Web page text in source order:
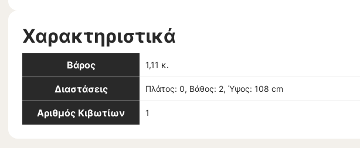
Χαρακτηριστικά
Βάρος 1,11 κ.
Διαστάσεις Πλάτος: 0, Βάθος: 2, Ύψος: 108 cm
Αριθμός Κιβωτίων 1